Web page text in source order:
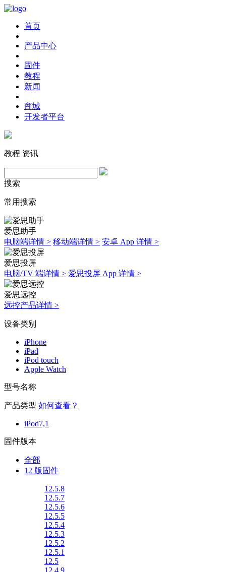
首页
产品中心
固件
教程
新闻
商城
开发者平台
教程 资讯
搜索
常用搜索
爱思助手
电脑端详情 > 移动端详情 > 安卓 App 详情 >
爱思投屏
电脑/TV 端详情 > 爱思投屏 App 详情 >
爱思远控
远控产品详情 >
设备类别
iPhone
iPad
iPod touch
Apple Watch
型号名称
产品类型 如何查看？
iPod7,1
固件版本
全部
12 版固件
12.5.8
12.5.7
12.5.6
12.5.5
12.5.4
12.5.3
12.5.2
12.5.1
12.5
12.4.9